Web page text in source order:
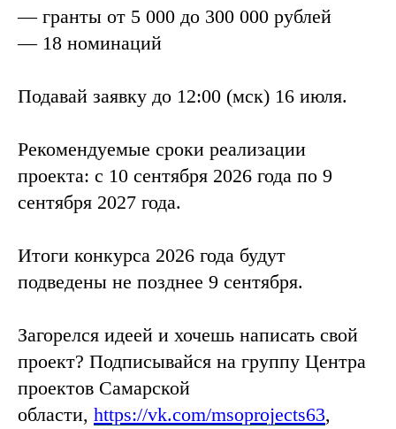
— гранты от 5 000 до 300 000 рублей
— 18 номинаций
Подавай заявку до 12:00 (мск) 16 июля.
Рекомендуемые сроки реализации
проекта: с 10 сентября 2026 года по 9
сентября 2027 года.
Итоги конкурса 2026 года будут
подведены не позднее 9 сентября.
Загорелся идеей и хочешь написать свой
проект? Подписывайся на группу Центра
проектов Самарской
области, https://vk.com/msoprojects63,